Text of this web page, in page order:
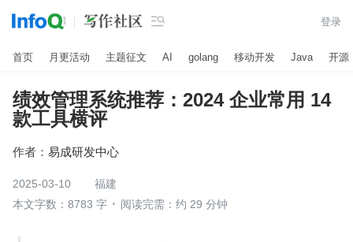
 登录
首页 月更活动 主题征文 AI golang 移动开发 Java 开源
绩效管理系统推荐：2024 企业常用 14
款工具横评
作者： 易成研发中心
2025-03-10
福建
本文字数：8783 字
阅读完需：约 29 分钟